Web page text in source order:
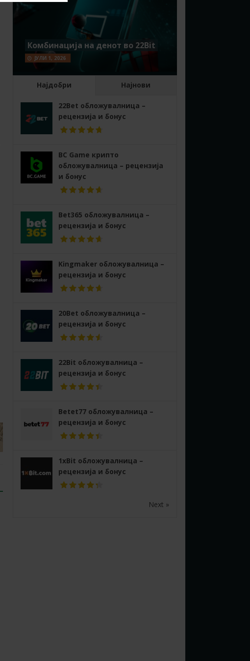
Комбинација на денот во 22Bit
ЈУЛИ 1, 2026
Најдобри Најнови
22Bet обложувалница –
рецензија и бонус
BC Game крипто
обложувалница – рецензија
и бонус
Bet365 обложувалница –
рецензија и бонус
Kingmaker обложувалница –
рецензија и бонус
20Bet обложувалница –
рецензија и бонус
22Bit обложувалница –
рецензија и бонус
Betet77 обложувалница –
рецензија и бонус
1xBit обложувалница –
рецензија и бонус
Next »